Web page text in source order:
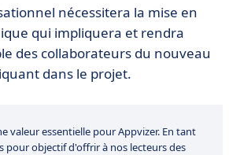
nécessitera la mise en
qui impliquera et rendra
des collaborateurs du nouveau
dans le projet.
valeur essentielle pour Appvizer. En tant
pour objectif d'offrir à nos lecteurs des